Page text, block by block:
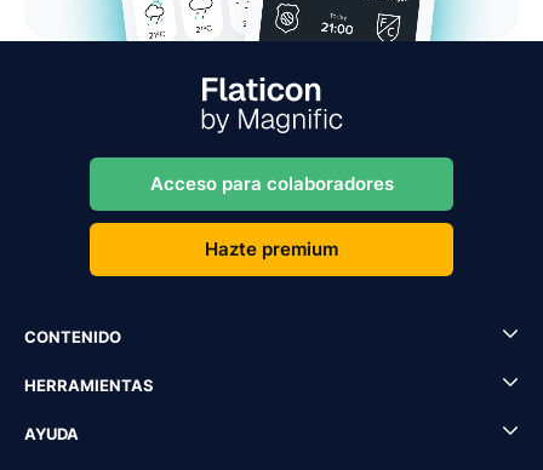
Acceso para colaboradores
Hazte premium
CONTENIDO
HERRAMIENTAS
AYUDA